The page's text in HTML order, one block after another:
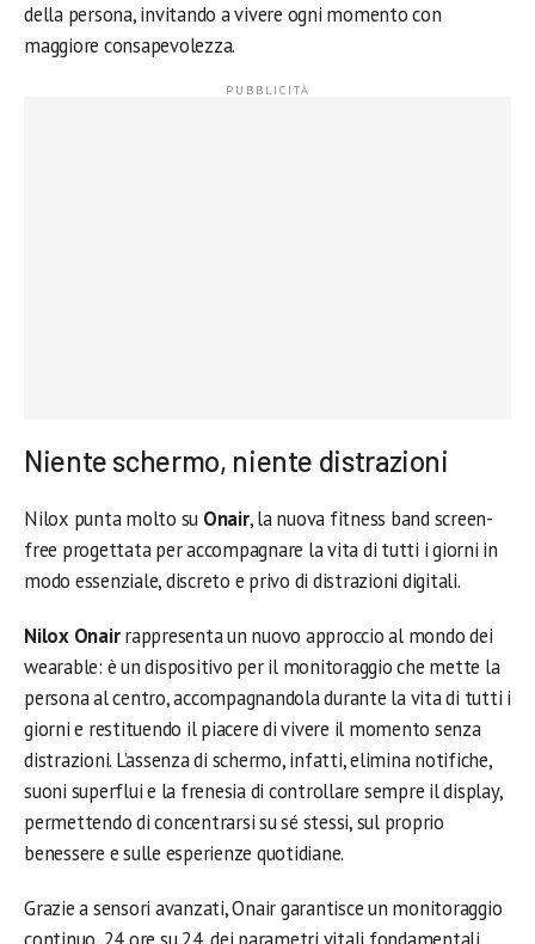
della persona, invitando a vivere ogni momento con
maggiore consapevolezza.
Niente schermo, niente distrazioni
Nilox punta molto su Onair, la nuova fitness band screen-
free progettata per accompagnare la vita di tutti i giorni in
modo essenziale, discreto e privo di distrazioni digitali.
Nilox Onairrappresenta un nuovo approccio al mondo dei
wearable: è un dispositivo per il monitoraggio che mette la
persona al centro, accompagnandola durante la vita di tutti i
giorni e restituendo il piacere di vivere il momento senza
distrazioni. L’assenza di schermo, infatti, elimina notifiche,
suoni superflui e la frenesia di controllare sempre il display,
permettendo di concentrarsi su sé stessi, sul proprio
benessere e sulle esperienze quotidiane.
Grazie a sensori avanzati, Onair garantisce un monitoraggio